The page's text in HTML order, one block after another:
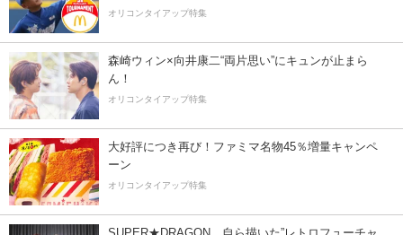
オリコンタイアップ特集
森崎ウィン×向井康二“両片思い”にキュンが止まら
ん！
オリコンタイアップ特集
大好評につき再び！ファミマ名物45％増量キャンペ
ーン
オリコンタイアップ特集